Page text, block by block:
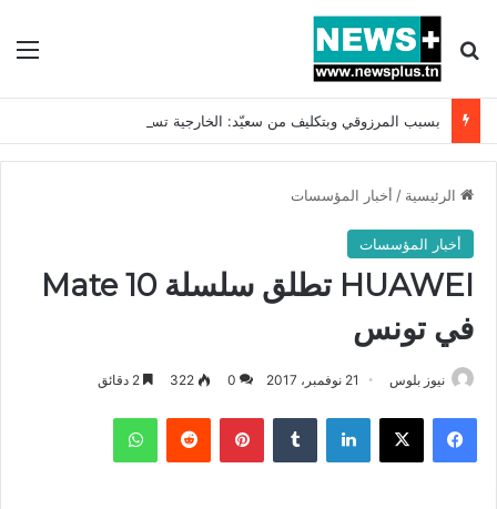
بحث عن
الرئيسية / أخبار المؤسسات
أخبار المؤسسات
HUAWEI تطلق سلسلة Mate 10
في تونس
نيوز بلوس 21 نوفمبر، 2017 0
322
فيسبوك X لينكدإن بينتيريست واتساب